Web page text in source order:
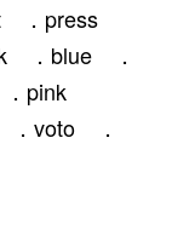
．press
．blue ．
pink
voto ．